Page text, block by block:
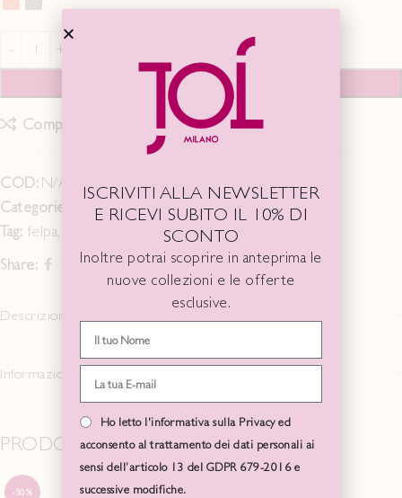
AGGIUNGI AL CARRELLO
Compare Add to wishlist
COD: N/A
Categorie:
Fall Winter 25/26
MAGLIE
Tag: felpa,
Share:
Descrizione
Informazioni aggiuntive
PRODOTTI CORRELATI
-50%
ISCRIVITI ALLA NEWSLETTER
E RICEVI SUBITO IL 10% DI
SCONTO
Inoltre potrai scoprire in anteprima le
nuove collezioni e le offerte
esclusive.
Ho letto l'informativa sulla Privacy ed
acconsento al trattamento dei dati personali ai
sensi dell’articolo 13 del GDPR 679-2016 e
successive modifiche.